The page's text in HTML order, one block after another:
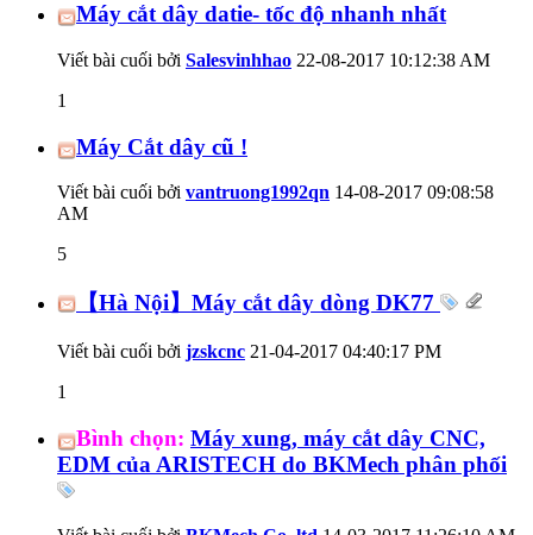
Máy cắt dây datie- tốc độ nhanh nhất
Viết bài cuối bởi Salesvinhhao 22-08-2017 10:12:38 AM
1
Máy Cắt dây cũ !
Viết bài cuối bởi vantruong1992qn 14-08-2017 09:08:58
AM
5
【Hà Nội】Máy cắt dây dòng DK77
Viết bài cuối bởi jzskcnc 21-04-2017 04:40:17 PM
1
Bình chọn: Máy xung, máy cắt dây CNC,
EDM của ARISTECH do BKMech phân phối